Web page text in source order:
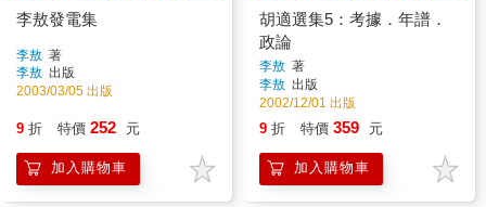
李敖發電集
李敖 著
李敖 出版
2003/03/05 出版
9 折 特價 252 元
加入購物車
胡適選集5：考據．年譜．
政論
李敖 著
李敖 出版
2002/12/01 出版
9 折 特價 359 元
加入購物車